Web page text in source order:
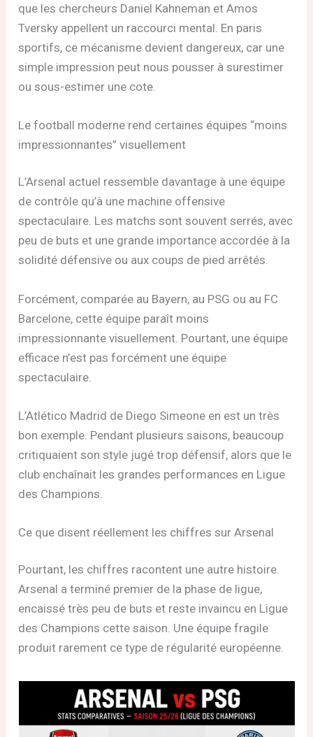
que les chercheurs Daniel Kahneman et Amos
Tversky appellent un raccourci mental. En paris
sportifs, ce mécanisme devient dangereux, car une
simple impression peut nous pousser à surestimer
ou sous-estimer une cote.
Le football moderne rend certaines équipes “moins
impressionnantes” visuellement
L’Arsenal actuel ressemble davantage à une équipe
de contrôle qu’à une machine offensive
spectaculaire. Les matchs sont souvent serrés, avec
peu de buts et une grande importance accordée à la
solidité défensive ou aux coups de pied arrêtés.
Forcément, comparée au Bayern, au PSG ou au FC
Barcelone, cette équipe paraît moins
impressionnante visuellement. Pourtant, une équipe
efficace n’est pas forcément une équipe
spectaculaire.
L’Atlético Madrid de Diego Simeone en est un très
bon exemple. Pendant plusieurs saisons, beaucoup
critiquaient son style jugé trop défensif, alors que le
club enchaînait les grandes performances en Ligue
des Champions.
Ce que disent réellement les chiffres sur Arsenal
Pourtant, les chiffres racontent une autre histoire.
Arsenal a terminé premier de la phase de ligue,
encaissé très peu de buts et reste invaincu en Ligue
des Champions cette saison. Une équipe fragile
produit rarement ce type de régularité européenne.